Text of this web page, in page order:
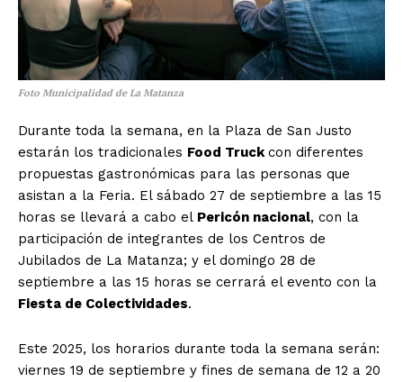
Foto Municipalidad de La Matanza
Durante toda la semana, en la Plaza de San Justo
estarán los tradicionales Food Truckcon diferentes
propuestas gastronómicas para las personas que
asistan a la Feria. El sábado 27 de septiembre a las 15
horas se llevará a cabo el Pericón nacional, con la
participación de integrantes de los Centros de
Jubilados de La Matanza; y el domingo 28 de
septiembre a las 15 horas se cerrará el evento con la
Fiesta de Colectividades.
Este 2025, los horarios durante toda la semana serán:
viernes 19 de septiembre y fines de semana de 12 a 20